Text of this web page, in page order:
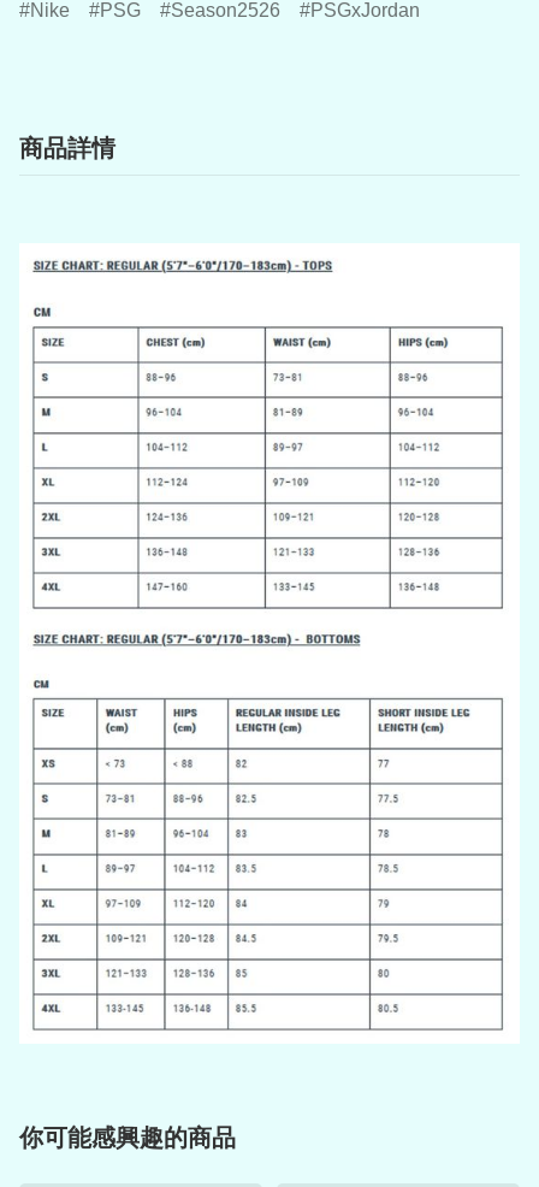
Nike PSG Season2526 PSGxJordan
商品詳情
你可能感興趣的商品